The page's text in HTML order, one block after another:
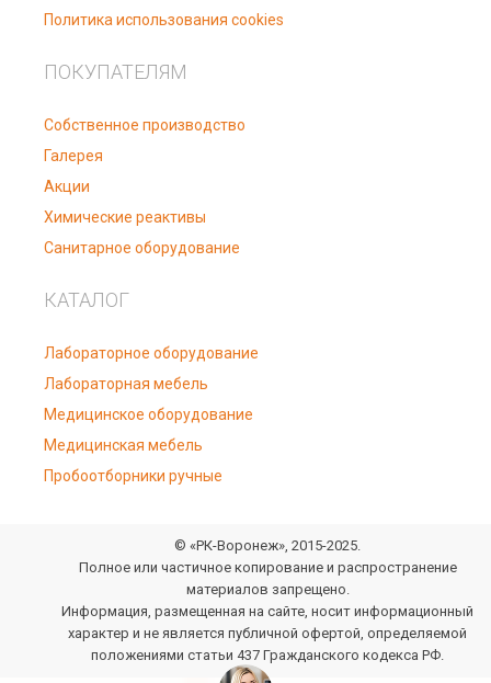
Политика использования cookies
ПОКУПАТЕЛЯМ
Собственное производство
Галерея
Акции
Химические реактивы
Санитарное оборудование
КАТАЛОГ
Лабораторное оборудование
Лабораторная мебель
Медицинское оборудование
Медицинская мебель
Пробоотборники ручные
© «РК-Воронеж», 2015-2025.
Полное или частичное копирование и распространение
материалов запрещено.
Информация, размещенная на сайте, носит информационный
характер и не является публичной офертой, определяемой
положениями статьи 437 Гражданского кодекса РФ.